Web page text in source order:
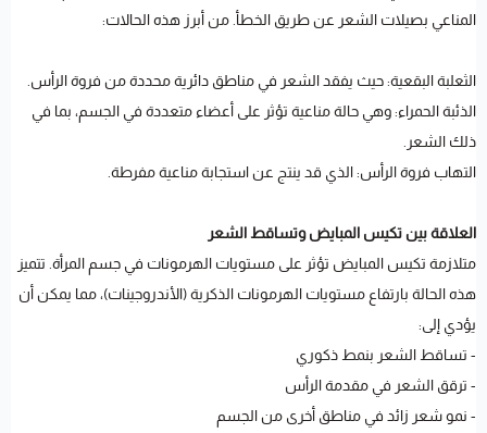
المناعي بصيلات الشعر عن طريق الخطأ. من أبرز هذه الحالات:
الثعلبة البقعية: حيث يفقد الشعر في مناطق دائرية محددة من فروة الرأس.
الذئبة الحمراء: وهي حالة مناعية تؤثر على أعضاء متعددة في الجسم، بما في
ذلك الشعر.
التهاب فروة الرأس: الذي قد ينتج عن استجابة مناعية مفرطة.
العلاقة بين تكيس المبايض وتساقط الشعر
متلازمة تكيس المبايض تؤثر على مستويات الهرمونات في جسم المرأة. تتميز
هذه الحالة بارتفاع مستويات الهرمونات الذكرية (الأندروجينات)، مما يمكن أن
يؤدي إلى:
- تساقط الشعر بنمط ذكوري
- ترقق الشعر في مقدمة الرأس
- نمو شعر زائد في مناطق أخرى من الجسم